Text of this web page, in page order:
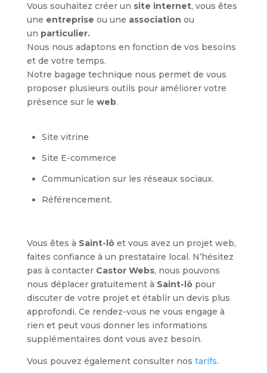
Vous souhaitez créer un site internet, vous êtes
une entreprise ou une association ou
un particulier.
Nous nous adaptons en fonction de vos besoins
et de votre temps.
Notre bagage technique nous permet de vous
proposer plusieurs outils pour améliorer votre
présence sur le web.
Site vitrine
Site E-commerce
Communication sur les réseaux sociaux.
Référencement.
Vous êtes à Saint-lôet vous avez un projet web,
faites confiance à un prestataire local. N’hésitez
pas à contacter Castor Webs, nous pouvons
nous déplacer gratuitement à Saint-lôpour
discuter de votre projet et établir un devis plus
approfondi. Ce rendez-vous ne vous engage à
rien et peut vous donner les informations
supplémentaires dont vous avez besoin.
Vous pouvez également consulter nos tarifs.